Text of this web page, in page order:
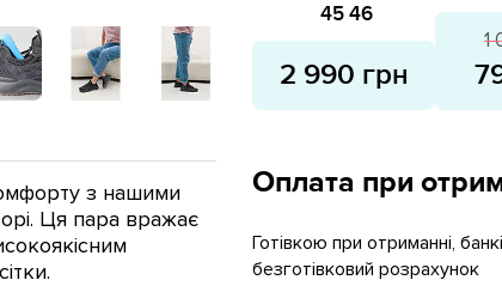
45 46
2 990 грн
1
Оплата при
Готівкою при отриманні,
безготівковий розрахунок
з нашими
Ця пара вражає